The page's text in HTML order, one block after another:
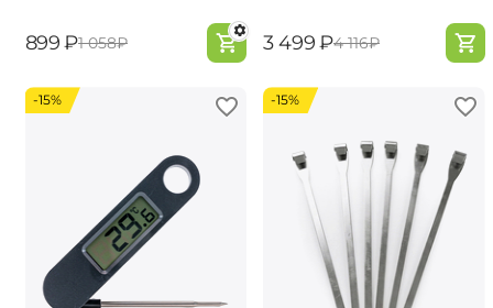
‍899‍ ₽‍1 058‍₽ ‍3 499‍₽‍4 116‍₽
-15% -15%